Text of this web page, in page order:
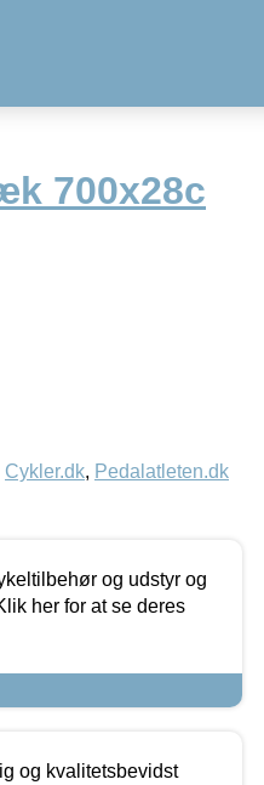
700x28c
Cykler.dk, Pedalatleten.dk
og udstyr og
her for at se deres
og kvalitetsbevidst